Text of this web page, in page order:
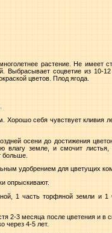
растение. Не имеет
соцветие из 10-12
цветов. Плод ягода.
себя чувствует кливия
осени до достижения
влагу земле, и смочит
больше.
удобрением для цветущих
опрыскивают.
1 часть торфяной земли и 1
2-3 месяца после цветения и
через 4-5 лет.